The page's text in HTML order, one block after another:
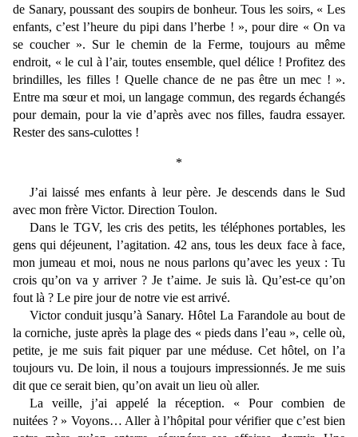
de Sanary, poussant des soupirs de bonheur. Tous les soirs, « Les
enfants, c’est l’heure du pipi dans l’herbe ! », pour dire « On va
se coucher ». Sur le chemin de la Ferme, toujours au même
endroit, « le cul à l’air, toutes ensemble, quel délice ! Profitez des
brindilles, les filles ! Quelle chance de ne pas être un mec ! ».
Entre ma sœur et moi, un langage commun, des regards échangés
pour demain, pour la vie d’après avec nos filles, faudra essayer.
Rester des sans-culottes !
*
J’ai laissé mes enfants à leur père. Je descends dans le Sud
avec mon frère Victor. Direction Toulon.
Dans le TGV, les cris des petits, les téléphones portables, les
gens qui déjeunent, l’agitation. 42 ans, tous les deux face à face,
mon jumeau et moi, nous ne nous parlons qu’avec les yeux : Tu
crois qu’on va y arriver ? Je t’aime. Je suis là. Qu’est-ce qu’on
fout là ? Le pire jour de notre vie est arrivé.
Victor conduit jusqu’à Sanary. Hôtel La Farandole au bout de
la corniche, juste après la plage des « pieds dans l’eau », celle où,
petite, je me suis fait piquer par une méduse. Cet hôtel, on l’a
toujours vu. De loin, il nous a toujours impressionnés. Je me suis
dit que ce serait bien, qu’on avait un lieu où aller.
La veille, j’ai appelé la réception. « Pour combien de
nuitées ? » Voyons… Aller à l’hôpital pour vérifier que c’est bien